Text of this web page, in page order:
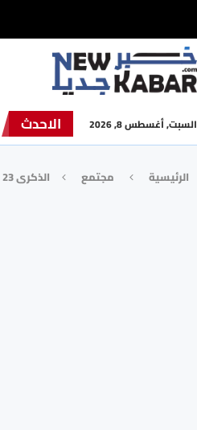
السبت, أغسطس 8, 2026 الاحدث
الرئيسية مجتمع الذكرى 23 لوفاة الأمير زيد بن شاكر تصادف اليوم